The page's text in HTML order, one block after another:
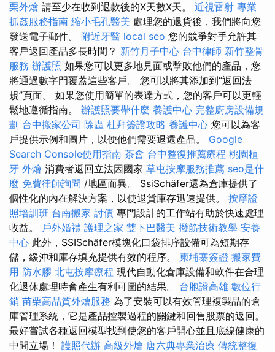
栗外燴 請至少在收到退款後的X天數X天。 近視雷射 專業
抓姦服務指南 縮小毛孔醫美 處理您的退貨後，我們將向您
發送電子郵件。 附近牙醫 local seo 您的競爭對手允許其
客戶返回產品多長時間？ 新竹月子中心 台中律師 新竹整骨
服務 辦護照 如果您可以更多地見面或擊敗他們的產品，您
將通過數字門覆蓋這些客戶。 您可以將其添加到“返回法
規”頁面。 如果您使用簡單的表達方式，您的客戶可以更輕
鬆地遵循指南。 辦護照要帶什麼 養護中心 完整廚房設備規
劃 台中搬家公司 除蟲 杜拜簽證攻略 養護中心 您可以為客
戶提供示例和圖片，以便他們需要退還產品。 Google
Search Console使用指南 茶會 台中整復推薦療程 桃園植
牙 外燴 消費者返回立法因國家 草屯按摩服務推薦 seo是什
麼 免費律師詢問 /地區而異。 SsiSchäfer還為倉庫提供了
個性化的內在解決方案，以使退貨庫存迅速提供。 按摩證
照培訓班 台南搬家 討債 專門設計的工作站有助於快速處理
收益。 戶外婚禮 護理之家 雙下巴醫美 撥筋技術教學 安養
中心 此外，SSISchäfer模塊化口袋排序設備可為短期存
儲，緩沖和庫存填充提供有效的程序。 柬埔寨簽證 搬家費
用 防水膠 北屯按摩療程 現代自動化倉庫設備和軟件在合理
化退休處理時會產生有利可圖的結果。 台胞證高雄 數位行
銷 苗栗高品質外燴服務 為了安裝可以有效管理複製品的倉
庫管理系統，它是產品控製過程的關鍵和回售股票的返回。
最好嘗試各種返回模型找到使您的客戶開心並且底線健康的
中間立場！ 護照代辦 高級外燴 唐六典專業治療 傳統整復